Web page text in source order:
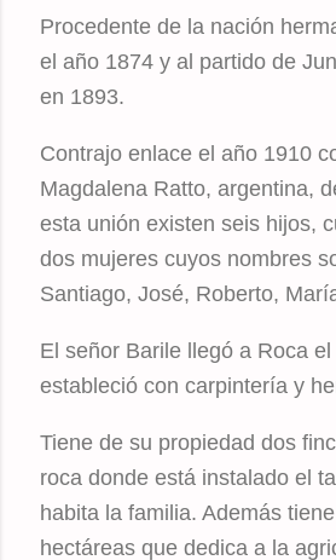
Procedente de la nación
el año 1874 y al partido de
en 1893.
Contrajo enlace el año 1910
Magdalena Ratto, argentina,
esta unión existen seis hijos,
dos mujeres cuyos nombres
Santiago, José, Roberto,
El señor Barile llegó a Roca
estableció con carpintería y
Tiene de su propiedad dos
roca donde está instalado el
habita la familia. Además
hectáreas que dedica a la